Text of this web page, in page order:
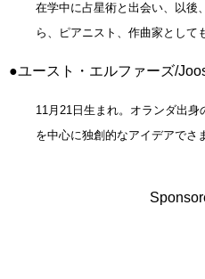
在学中に占星術と出会い、以後
ら、ピアニスト、作曲家として
●ユースト・エルファーズ/
11月21日生まれ。オランダ出
を中心に独創的なアイデアでさ